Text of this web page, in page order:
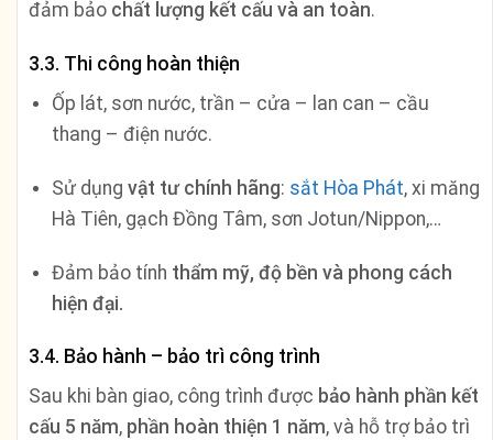
đảm bảo chất lượng kết cấu và an toàn.
3.3. Thi công hoàn thiện
Ốp lát, sơn nước, trần – cửa – lan can – cầu
thang – điện nước.
Sử dụng vật tư chính hãng: sắt Hòa Phát, xi măng
Hà Tiên, gạch Đồng Tâm, sơn Jotun/Nippon,…
Đảm bảo tính thẩm mỹ, độ bền và phong cách
hiện đại.
3.4. Bảo hành – bảo trì công trình
Sau khi bàn giao, công trình được bảo hành phần kết
cấu 5 năm, phần hoàn thiện 1 năm, và hỗ trợ bảo trì